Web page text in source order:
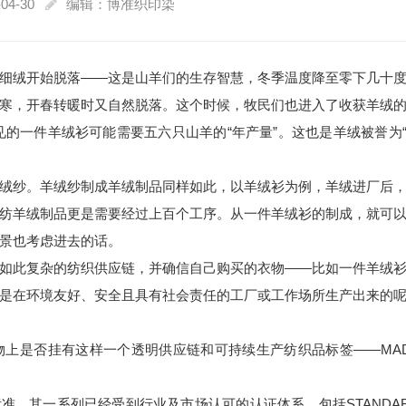
30 编辑：博准织印染
绒开始脱落——这是山羊们的生存智慧，冬季温度降至零下几十
，开春转暖时又自然脱落。这个时候，牧民们也进入了收获羊绒
一件羊绒衫可能需要五六只山羊的“年产量”。这也是羊绒被誉为
纱。羊绒纱制成羊绒制品同样如此，以羊绒衫为例，羊绒进厂后
羊绒制品更是需要经过上百个工序。从一件羊绒衫的制成，就可
也考虑进去的话。
此复杂的纺织供应链，并确信自己购买的衣物——比如一件羊绒
环境友好、安全且具有社会责任的工厂或工作场所生产出来的
是否挂有这样一个透明供应链和可持续生产纺织品标签